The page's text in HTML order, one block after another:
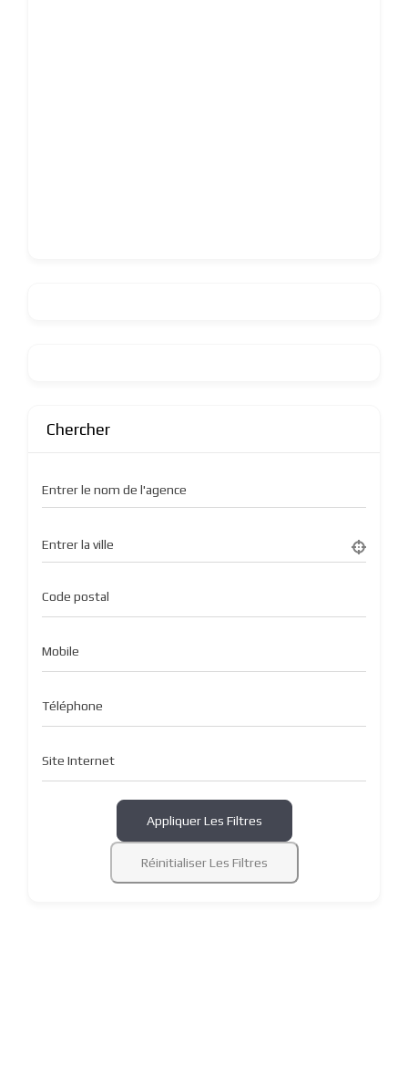
Chercher
Entrer le nom de l'agence
Entrer la ville
Code postal
Mobile
Téléphone
Site Internet
Appliquer Les Filtres
Réinitialiser Les Filtres